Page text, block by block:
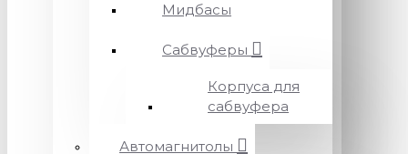
Мидбасы
Сабвуферы
Корпуса для
сабвуфера
Автомагнитолы